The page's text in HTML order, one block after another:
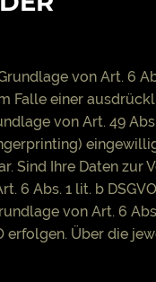
von Art. 6
Falle einer
von Art. 49 Abs.
Sind Ihre Daten zur
6 Abs. 1 lit. b
von Art. 6 Abs.
erfolgen. Über die